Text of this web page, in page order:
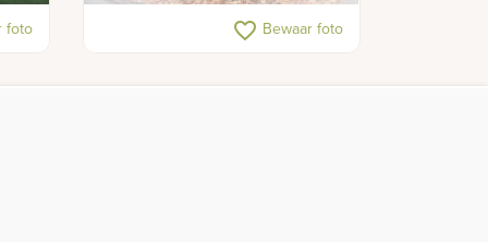
foto favorite_border Bewaar foto